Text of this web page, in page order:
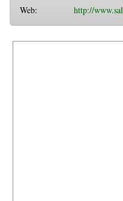
Web:
http://